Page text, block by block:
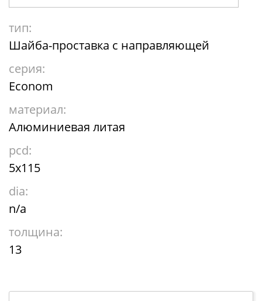
тип:
Шайба-проставка с направляющей
серия:
Econom
материал:
Алюминиевая литая
pcd:
5x115
dia:
n/a
толщина:
13